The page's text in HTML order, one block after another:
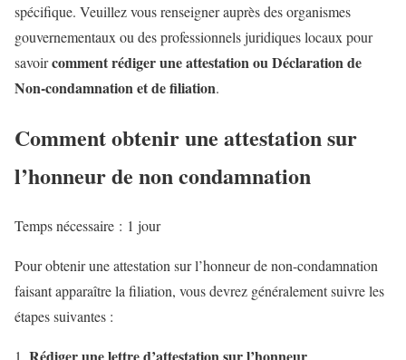
spécifique. Veuillez vous renseigner auprès des organismes
gouvernementaux ou des professionnels juridiques locaux pour
savoircomment rédiger une attestation ou Déclaration de
Non-condamnation et de filiation.
Comment obtenir une attestation sur
l’honneur de non condamnation
Temps nécessaire : 1 jour
Pour obtenir une attestation sur l’honneur de non-condamnation
faisant apparaître la filiation, vous devrez généralement suivre les
étapes suivantes :
Rédiger une lettre d’attestation sur l’honneur